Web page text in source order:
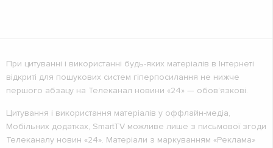
При цитуванні і використанні будь-яких матеріалів в Інтернеті
відкриті для пошукових систем гіперпосилання не нижче
першого абзацу на Телеканал новини «24» — обов’язкові.
Цитування і використання матеріалів у оффлайн-медіа,
Мобільних додатках, SmartTV можливе лише з письмової згоди
Телеканалу новин «24». Матеріали з маркуванням «Реклама»